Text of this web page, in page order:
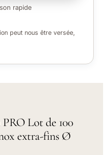
rapide
peut nous être versée,
Lot de 100
extra-fins Ø